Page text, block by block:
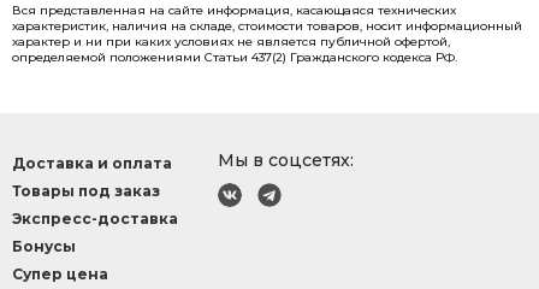
Вся представленная на сайте информация, касающаяся технических
характеристик, наличия на складе, стоимости товаров, носит информационный
характер и ни при каких условиях не является публичной офертой,
определяемой положениями Статьи 437(2) Гражданского кодекса РФ.
Мы в соцсетях:
Доставка и оплата
Товары под заказ
Экспресс-доставка
Бонусы
Супер цена